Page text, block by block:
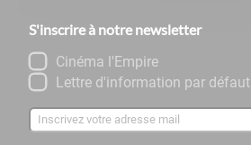
S'inscrire à notre newsletter
Cinéma l'Empire
Lettre d'information par défaut